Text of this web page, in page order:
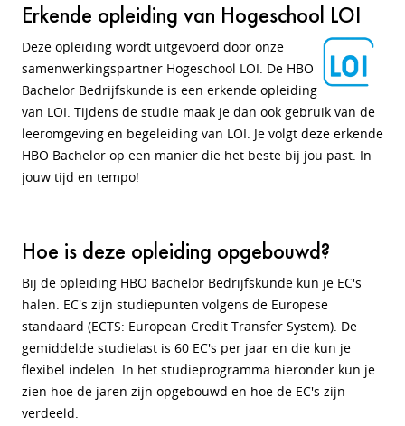
Erkende opleiding van Hogeschool LOI
Deze opleiding wordt uitgevoerd door onze
samenwerkingspartner Hogeschool LOI. De HBO
Bachelor Bedrijfskunde is een erkende opleiding
van LOI. Tijdens de studie maak je dan ook gebruik van de
leeromgeving en begeleiding van LOI. Je volgt deze erkende
HBO Bachelor op een manier die het beste bij jou past. In
jouw tijd en tempo!
Hoe is deze opleiding opgebouwd?
Bij de opleiding HBO Bachelor Bedrijfskunde kun je EC's
halen. EC's zijn studiepunten volgens de Europese
standaard (ECTS: European Credit Transfer System). De
gemiddelde studielast is 60 EC's per jaar en die kun je
flexibel indelen. In het studieprogramma hieronder kun je
zien hoe de jaren zijn opgebouwd en hoe de EC's zijn
verdeeld.